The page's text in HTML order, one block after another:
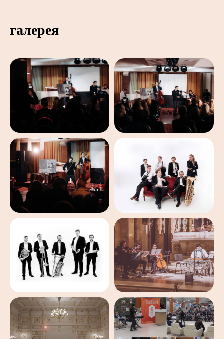
галерея